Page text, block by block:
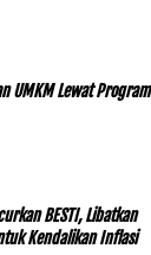
UMKM Lewat Program
BESTI, Libatkan
Kendalikan Inflasi